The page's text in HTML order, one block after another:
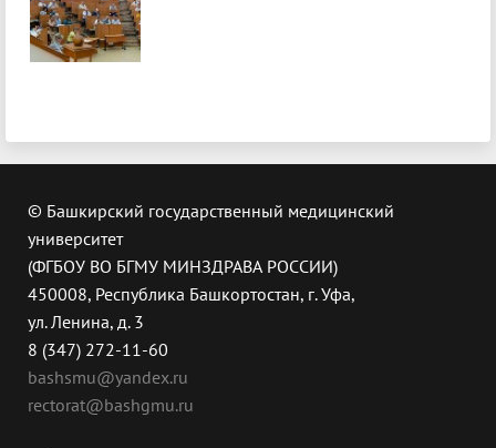
© Башкирский государственный медицинский
университет
(ФГБОУ ВО БГМУ МИНЗДРАВА РОССИИ)
450008, Республика Башкортостан, г. Уфа,
ул. Ленина, д. 3
8 (347) 272-11-60
bashsmu@yandex.ru
rectorat@bashgmu.ru